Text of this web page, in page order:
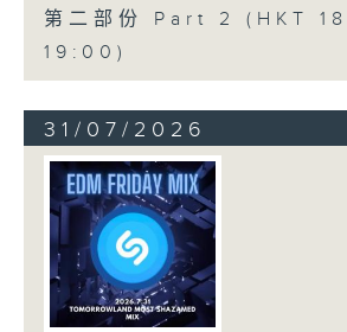
第二部份 Part 2 (HKT
19:00)
31/07/2026